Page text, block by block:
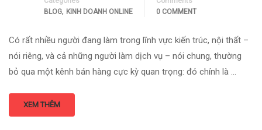
BLOG, KINH DOANH ONLINE
0 COMMENT
Có rất nhiều người đang làm trong lĩnh vực kiến trúc, nội thất –
nói riêng, và cả những người làm dịch vụ – nói chung, thường
bỏ qua một kênh bán hàng cực kỳ quan trọng: đó chính là …
XEM THÊM